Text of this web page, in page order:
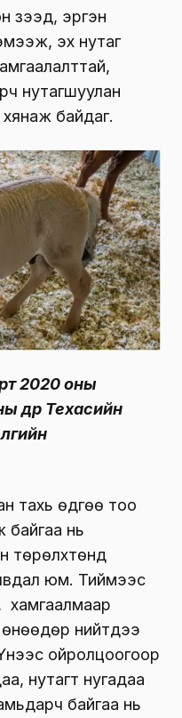
үзээд, эргэн
эх нутаг
нутагшуулан
байдаг.
2020 оны
Техасийн
тахь өдгөө тоо
байгаа нь
төрөлхтөнд
юм. Тиймээс
хамгаалмаар
нийтдээ
ойролцоогоор
нутагт нугадаа
байгаа нь